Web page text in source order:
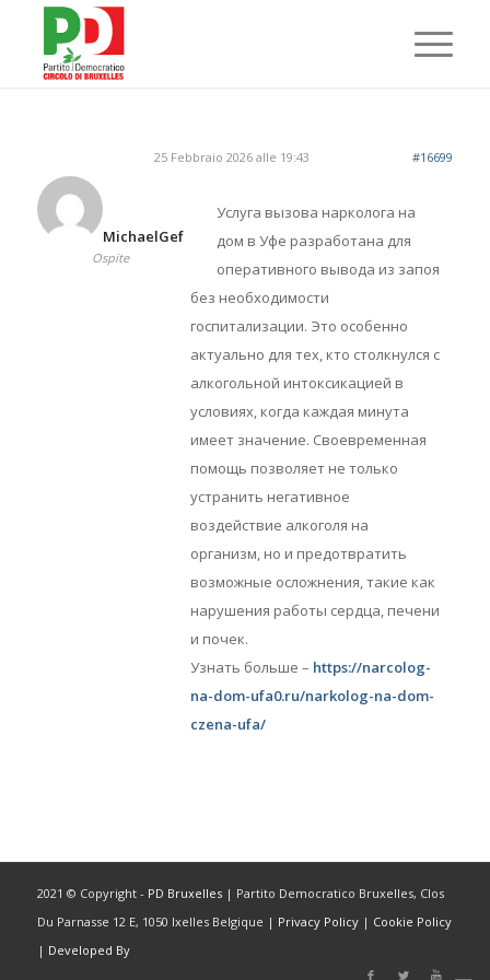
25 Febbraio 2026 alle 19:43 #16699
MichaelGef
Ospite
Услуга вызова нарколога на
дом в Уфе разработана для
оперативного вывода из запоя
без необходимости
госпитализации. Это особенно
актуально для тех, кто столкнулся с
алкогольной интоксикацией в
условиях, когда каждая минута
имеет значение. Своевременная
помощь позволяет не только
устранить негативное
воздействие алкоголя на
организм, но и предотвратить
возможные осложнения, такие как
нарушения работы сердца, печени
и почек.
Узнать больше – https://narcolog-
na-dom-ufa0.ru/narkolog-na-dom-
czena-ufa/
2021 © Copyright - PD Bruxelles| Partito Democratico Bruxelles, Clos
Du Parnasse 12 E, 1050 Ixelles Belgique | Privacy Policy| Cookie Policy
| Developed By